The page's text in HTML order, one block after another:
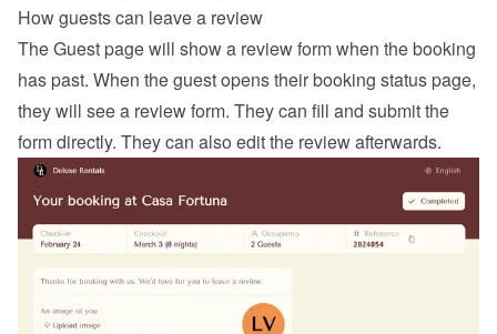
How guests can leave a review
The Guest page will show a review form when the booking
has past. When the guest opens their booking status page,
they will see a review form. They can fill and submit the
form directly. They can also edit the review afterwards.